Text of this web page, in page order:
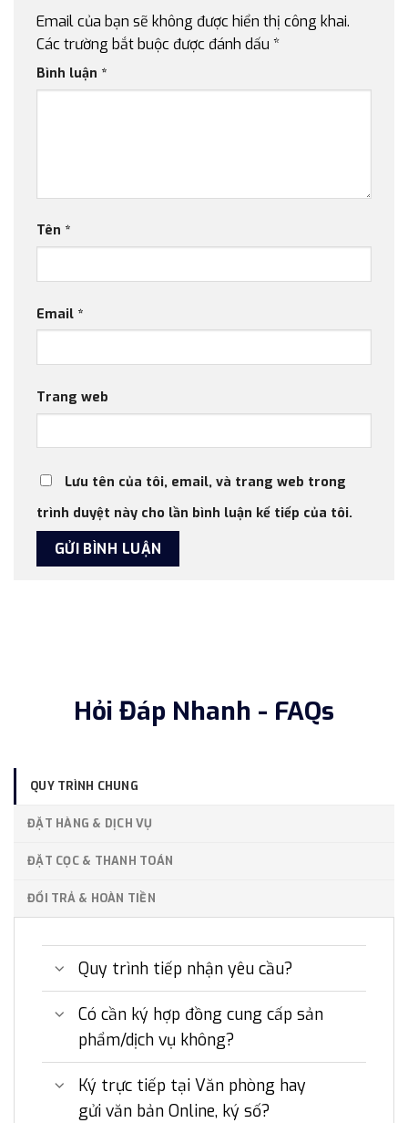
Email của bạn sẽ không được hiển thị công khai.
Các trường bắt buộc được đánh dấu *
Bình luận *
Tên *
Email *
Trang web
Lưu tên của tôi, email, và trang web trong
trình duyệt này cho lần bình luận kế tiếp của tôi.
Hỏi Đáp Nhanh - FAQs
QUY TRÌNH CHUNG
ĐẶT HÀNG & DỊCH VỤ
ĐẶT CỌC & THANH TOÁN
ĐỔI TRẢ & HOÀN TIỀN
Quy trình tiếp nhận yêu cầu?
Có cần ký hợp đồng cung cấp sản
phẩm/dịch vụ không?
Ký trực tiếp tại Văn phòng hay
gửi văn bản Online, ký số?